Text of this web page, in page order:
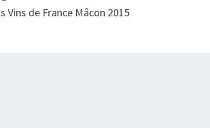
Vins de France Mâcon 2015